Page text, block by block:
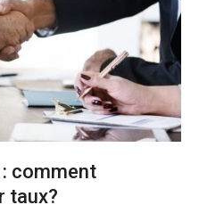
comment
taux?